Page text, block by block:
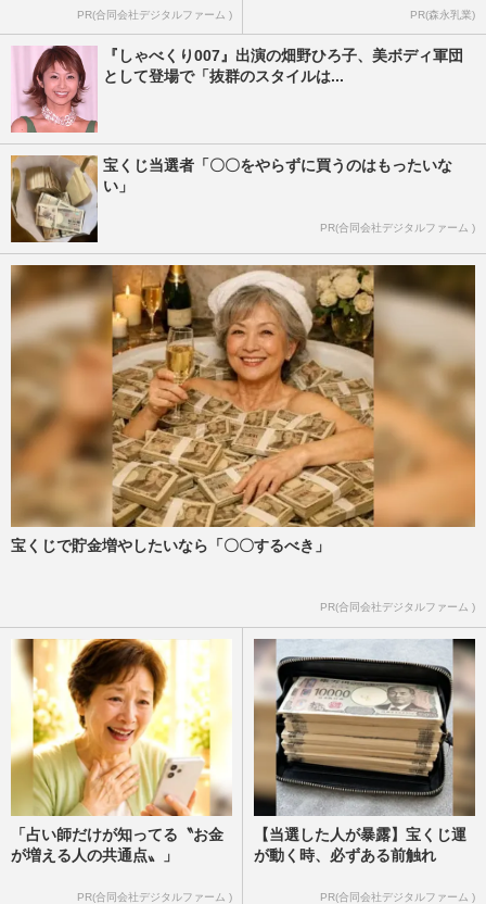
PR(合同会社デジタルファーム ) PR(森永乳業)
『しゃべくり007』出演の畑野ひろ子、美ボディ軍団
として登場で「抜群のスタイルは...
宝くじ当選者「〇〇をやらずに買うのはもったいな
い」
PR(合同会社デジタルファーム )
宝くじで貯金増やしたいなら「〇〇するべき」
PR(合同会社デジタルファーム )
「占い師だけが知ってる〝お金
が増える人の共通点〟」
PR(合同会社デジタルファーム )
【当選した人が暴露】宝くじ運
が動く時、必ずある前触れ
PR(合同会社デジタルファーム )